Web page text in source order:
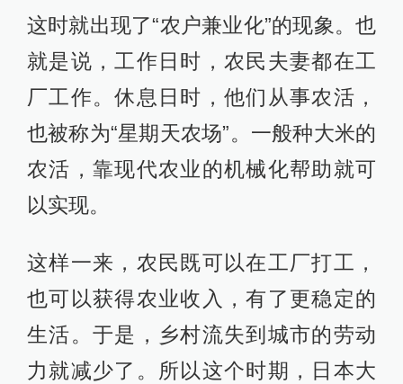
这时就出现了“农户兼业化”的现象。也
就是说，工作日时，农民夫妻都在工
厂工作。休息日时，他们从事农活，
也被称为“星期天农场”。一般种大米的
农活，靠现代农业的机械化帮助就可
以实现。
这样一来，农民既可以在工厂打工，
也可以获得农业收入，有了更稳定的
生活。于是，乡村流失到城市的劳动
力就减少了。所以这个时期，日本大